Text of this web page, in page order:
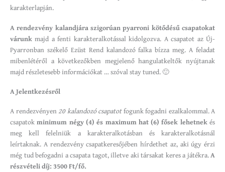
karakterlapján.
A rendezvény kalandjára szigorúan pyarroni kötődésű csapatokat
várunk majd a fenti karakteralkotással kidolgozva. A csapatot az Új-
Pyarronban székelő Ezüst Rend kalandozó falka bízza meg. A feladat
mibenlétéről a következőkben megjelenő hangulatkeltők nyújtanak
majd részletesebb információkat … szóval stay tuned. 🙂
A Jelentkezésről
A rendezvényen 20 kalandozó csapatotfogunk fogadni ezalkalommal. A
csapatokminimum négy (4) és maximum hat (6) fősek lehetnekés
meg kell felelniük a karakteralkotásban és karakteralkotásnál
leírtaknak. A rendezvény csapatkeresőjében hírdethet az, aki úgy érzi
még tud befogadni a csapata tagot, illetve aki társakat keres a játékra.A
részvételi díj: 3500 Ft/fő.